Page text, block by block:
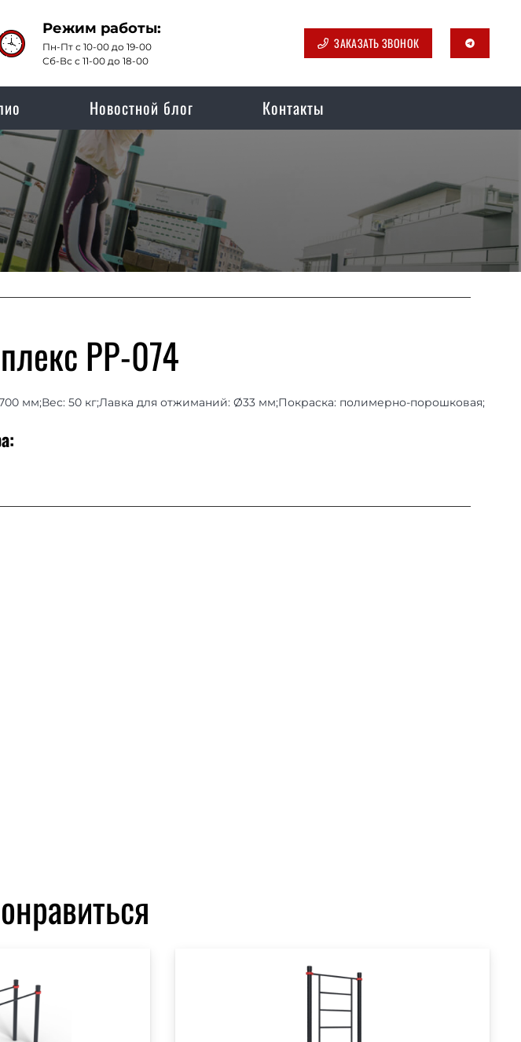
Режим работы:
Пн-Пт с 10-00 до 19-00
Сб-Вс с 11-00 до 18-00
ЗАКАЗАТЬ ЗВОНОК telegram
Новостной блог Контакты
РР-074
мм;Вес: 50 кг;Лавка для отжиманий: Ø33 мм;Покраска: полимерно-порошковая;